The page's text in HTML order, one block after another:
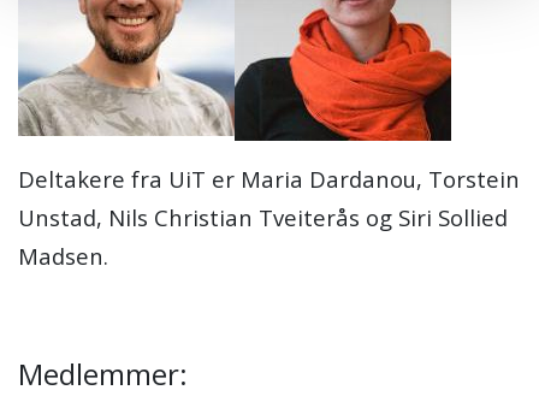
Deltakere fra UiT er Maria Dardanou, Torstein
Unstad, Nils Christian Tveiterås og Siri Sollied
Madsen.
Medlemmer: